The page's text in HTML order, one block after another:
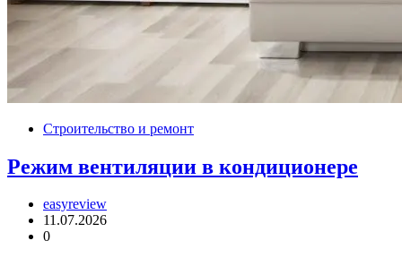
Строительство и ремонт
Режим вентиляции в кондиционере
easyreview
11.07.2026
0